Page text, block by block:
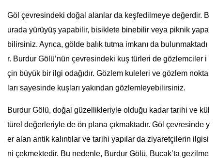
Göl çevresindeki doğal alanlar da keşfedilmeye değerdir. B
urada yürüyüş yapabilir, bisiklete binebilir veya piknik yapa
bilirsiniz. Ayrıca, gölde balık tutma imkanı da bulunmaktadı
r. Burdur Gölü’nün çevresindeki kuş türleri de gözlemciler i
çin büyük bir ilgi odağıdır. Gözlem kuleleri ve gözlem nokta
ları sayesinde kuşları yakından gözlemleyebilirsiniz.
Burdur Gölü, doğal güzellikleriyle olduğu kadar tarihi ve kül
türel değerleriyle de ön plana çıkmaktadır. Göl çevresinde y
er alan antik kalıntılar ve tarihi yapılar da ziyaretçilerin ilgisi
ni çekmektedir. Bu nedenle, Burdur Gölü, Bucak’ta gezilme